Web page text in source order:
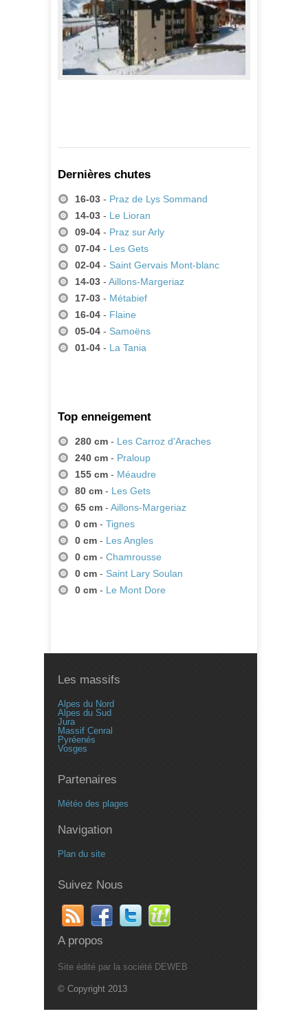
Dernières chutes
16-03 - Praz de Lys Sommand
14-03 - Le Lioran
09-04 - Praz sur Arly
07-04 - Les Gets
02-04 - Saint Gervais Mont-blanc
14-03 - Aillons-Margeriaz
17-03 - Métabief
16-04 - Flaine
05-04 - Samoëns
01-04 - La Tania
Top enneigement
280 cm - Les Carroz d'Araches
240 cm - Praloup
155 cm - Méaudre
80 cm - Les Gets
65 cm - Aillons-Margeriaz
0 cm - Tignes
0 cm - Les Angles
0 cm - Chamrousse
0 cm - Saint Lary Soulan
0 cm - Le Mont Dore
Les massifs
Alpes du Nord
Alpes du Sud
Jura
Massif Cenral
Pyréenés
Vosges
Partenaires
Météo des plages
Navigation
Plan du site
Suivez Nous
A propos
Site édité par la société DEWEB
© Copyright 2013